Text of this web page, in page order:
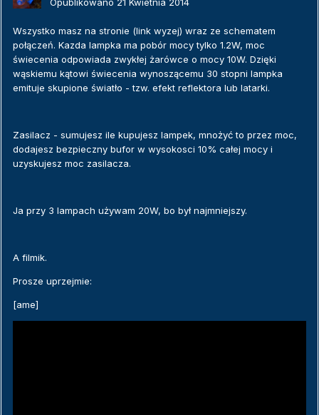
Opublikowano 21 Kwietnia 2014
Wszystko masz na stronie (link wyzej) wraz ze schematem
połączeń. Kazda lampka ma pobór mocy tylko 1.2W, moc
świecenia odpowiada zwykłej żarówce o mocy 10W. Dzięki
wąskiemu kątowi świecenia wynoszącemu 30 stopni lampka
emituje skupione światło - tzw. efekt reflektora lub latarki.
Zasilacz - sumujesz ile kupujesz lampek, mnożyć to przez moc,
dodajesz bezpieczny bufor w wysokosci 10% całej mocy i
uzyskujesz moc zasilacza.
Ja przy 3 lampach używam 20W, bo był najmniejszy.
A filmik.
Prosze uprzejmie:
[ame]